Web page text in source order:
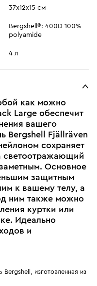
37х12х15 см
Bergshell®: 400D 100%
polyamide
4 л
как можно
Large обеспечит
вашего
Bergshell Fjällräven
сохраняет
светоотражающий
Основное
защитным
к вашему телу, а
ним также можно
куртки или
Идеально
и
изготовленная из